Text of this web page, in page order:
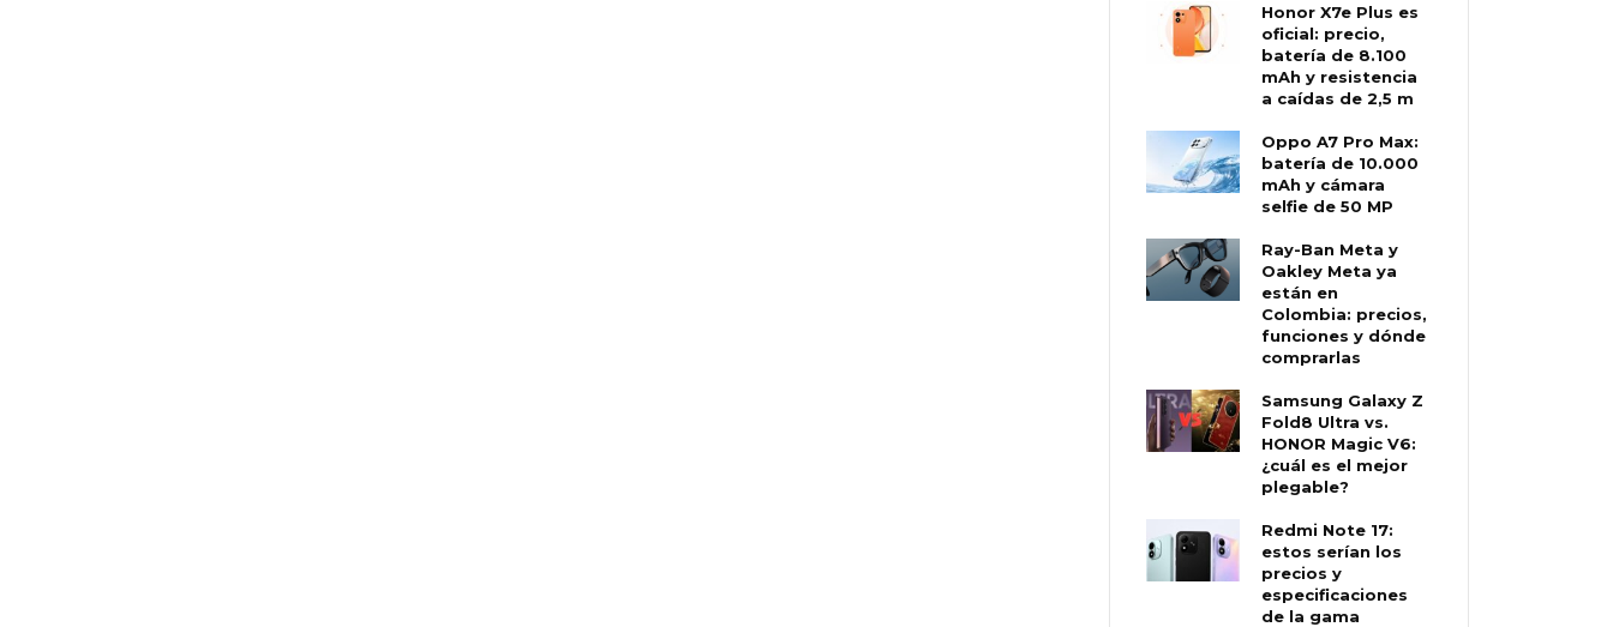
Honor X7e Plus es
oficial: precio,
batería de 8.100
mAh y resistencia
a caídas de 2,5 m
Oppo A7 Pro Max:
batería de 10.000
mAh y cámara
selfie de 50 MP
Ray-Ban Meta y
Oakley Meta ya
están en
Colombia: precios,
funciones y dónde
comprarlas
Samsung Galaxy Z
Fold8 Ultra vs.
HONOR Magic V6:
¿cuál es el mejor
plegable?
Redmi Note 17:
estos serían los
precios y
especificaciones
de la gama